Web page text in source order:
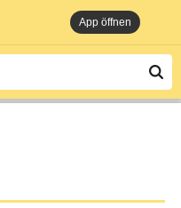
App öffnen